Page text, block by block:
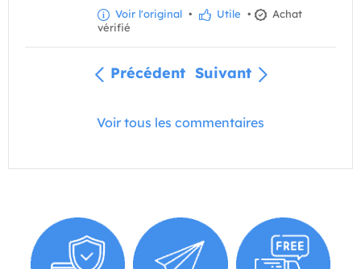
Voir l'original • Utile •
Achat
vérifié
Précédent Suivant
Voir tous les commentaires